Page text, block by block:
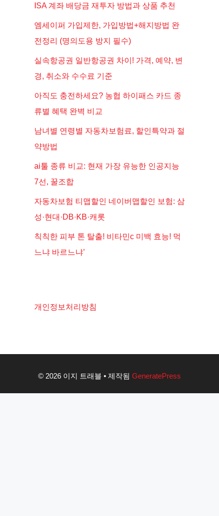
ISA 계좌 배당금 재투자 방법과 상품 추천
엠세이퍼 가입제한, 가입방법+해지방법 완
전정리 (명의도용 방지 필수)
실속항공권 일반항공권 차이! 가격, 예약, 변
경, 취소와 수수료 기준
아직도 충전하세요? 농협 하이패스 카드 종
류별 혜택 완벽 비교
남녀별 연령별 자동차보험료, 할인특약과 절
약방법
ai툴 종류 비교: 현재 가장 유능한 인공지능
7선, 꿀조합
자동차보험 티맵할인 네이버맵할인 보험: 삼
성·현대·DB·KB·캐롯
칙칙한 피부 톤 탈출! 비타민c 미백 효능! 먹
느냐 바르느냐’
개인정보처리방침
© 2026 이지 트래블 • 제작됨 GeneratePress